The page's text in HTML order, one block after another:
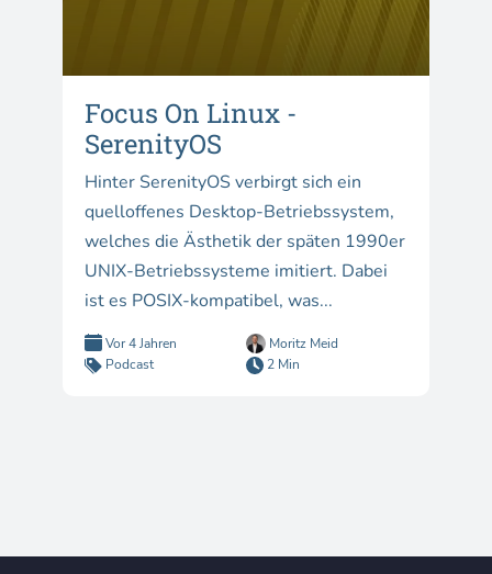
Focus On Linux -
SerenityOS
Hinter SerenityOS verbirgt sich ein
quelloffenes Desktop-Betriebssystem,
welches die Ästhetik der späten 1990er
UNIX-Betriebssysteme imitiert. Dabei
ist es POSIX-kompatibel, was...
Vor 4 Jahren
Moritz Meid
Podcast
2 Min